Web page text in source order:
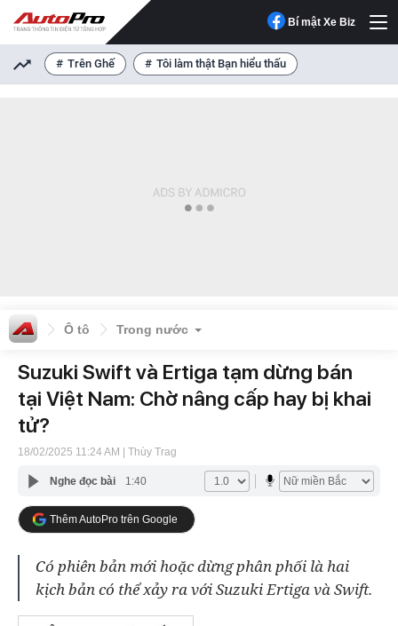
Bí mật Xe Biz
Trên Ghế Tôi làm thật Bạn hiểu thấu
Ô tô Trong nước
Suzuki Swift và Ertiga tạm dừng bán
tại Việt Nam: Chờ nâng cấp hay bị khai
tử?
18/02/2025 11:24 AM | Thùy Trag
Nghe đọc bài 1:40
Thêm AutoPro trên Google
Có phiên bản mới hoặc dừng phân phối là hai
kịch bản có thể xảy ra với Suzuki Ertiga và Swift.